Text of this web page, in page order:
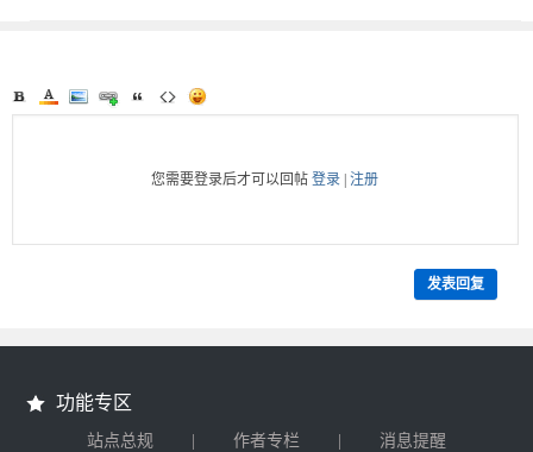
您需要登录后才可以回帖登录 |注册
发表回复
功能专区
站点总规 | 作者专栏 | 消息提醒